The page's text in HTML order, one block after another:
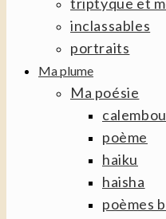
inclassables
portraits
Ma plume
Ma poésie
poème
haiku
haisha
poèmes